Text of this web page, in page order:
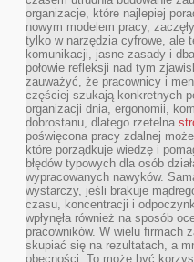
organizacje, które najlepiej
nowym modelem pracy,
tylko w narzędzia cyfrowe, ale
komunikacji, jasne zasady i
połowie refleksji nad tym
zauważyć, że pracownicy i
częściej szukają konkretnych
organizacji dnia, ergonomii,
dobrostanu, dlatego rzetelna
poświęcona pracy zdalnej
które porządkuje wiedzę i
błędów typowych dla osób
wypracowanych nawyków.
wystarczy, jeśli brakuje
czasu, koncentracji i
wpłynęła również na sposób
pracowników. W wielu firmach
skupiać się na rezultatach, a
obecności. To może być